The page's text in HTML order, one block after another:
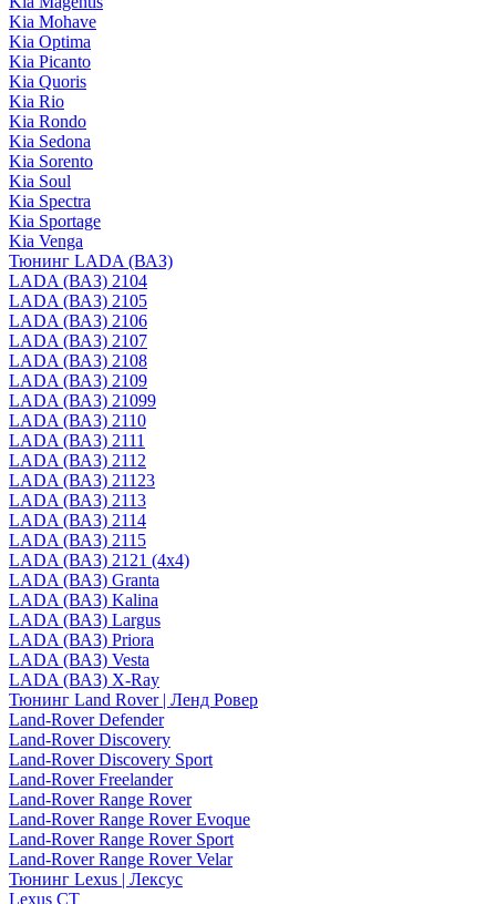
Kia Mohave
Kia Optima
Kia Picanto
Kia Quoris
Kia Rio
Kia Rondo
Kia Sedona
Kia Sorento
Kia Soul
Kia Spectra
Kia Sportage
Kia Venga
Тюнинг LADA (ВАЗ)
LADA (ВАЗ) 2104
LADA (ВАЗ) 2105
LADA (ВАЗ) 2106
LADA (ВАЗ) 2107
LADA (ВАЗ) 2108
LADA (ВАЗ) 2109
LADA (ВАЗ) 21099
LADA (ВАЗ) 2110
LADA (ВАЗ) 2111
LADA (ВАЗ) 2112
LADA (ВАЗ) 21123
LADA (ВАЗ) 2113
LADA (ВАЗ) 2114
LADA (ВАЗ) 2115
LADA (ВАЗ) 2121 (4x4)
LADA (ВАЗ) Granta
LADA (ВАЗ) Kalina
LADA (ВАЗ) Largus
LADA (ВАЗ) Priora
LADA (ВАЗ) Vesta
LADA (ВАЗ) X-Ray
Тюнинг Land Rover | Ленд Ровер
Land-Rover Defender
Land-Rover Discovery
Land-Rover Discovery Sport
Land-Rover Freelander
Land-Rover Range Rover
Land-Rover Range Rover Evoque
Land-Rover Range Rover Sport
Land-Rover Range Rover Velar
Тюнинг Lexus | Лексус
Lexus CT